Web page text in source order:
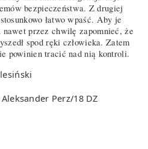
bezpieczeństwa. Z drugiej
łatwo wpaść. Aby je
przez chwilę zapomnieć, że
spod ręki człowieka. Zatem
powinien tracić nad nią kontroli.
Perz/18 DZ